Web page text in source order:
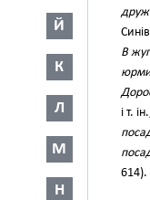
Й
К
Л
М
Н
В
і т.
614).